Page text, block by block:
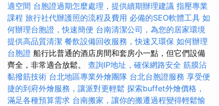
適空間 台胞證過期怎麼處理，提供續期辦理建議 指壓專業
課程 旅行社代辦護照的流程及費用 必備的SEO軟體工具 如
何辦理台胞證，快速簡便 台南清潔公司，為您的居家環境
提供高品質清潔 餐飲設備回收服務，快速又環保 如何辦理
台胞證 船行比普通的酒店房間和套房小一點，但它們設備
齊全，非常適合放鬆。 查詢IP地址，確保網路安全 筋膜沾
黏撥筋技術 台北地區專業外燴團隊 台北台胞證服務 享受便
捷的到府外燴服務，讓派對更輕鬆 探索buffet外燴價格，
滿足各種預算需求 台南搬家，讓你的搬遷過程變得輕鬆愉